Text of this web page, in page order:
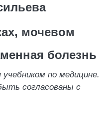
мочевом
болезнь
по медицине.
согласованы с